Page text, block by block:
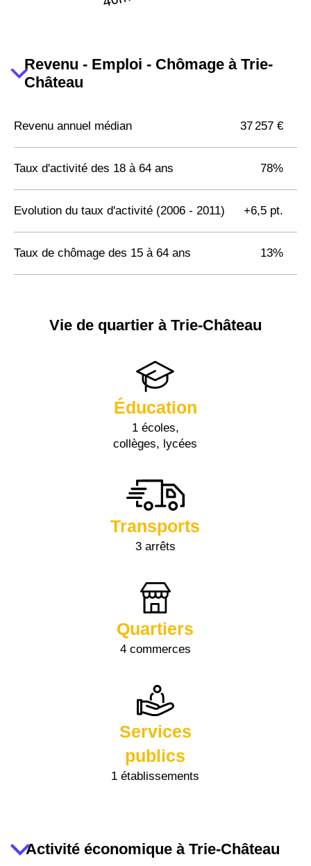
Revenu - Emploi - Chômage à Trie-
Château
Revenu annuel médian 37 257 €
Taux d'activité des 18 à 64 ans 78%
Evolution du taux d'activité (2006 - 2011) +6,5 pt.
Taux de chômage des 15 à 64 ans 13%
Vie de quartier à Trie-Château
Éducation
1 écoles,
collèges, lycées
Transports
3 arrêts
Quartiers
4 commerces
Services
publics
1 établissements
Activité économique à Trie-Château